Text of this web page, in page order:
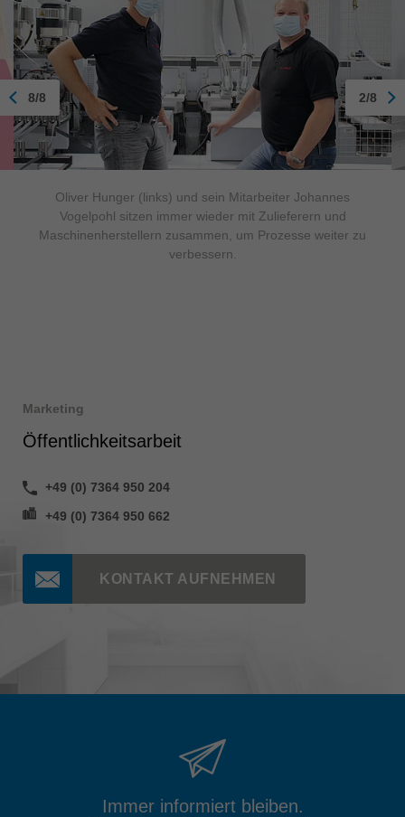
Oliver Hunger (links) und sein Mitarbeiter Johannes
Vogelpohl sitzen immer wieder mit Zulieferern und
Maschinenherstellern zusammen, um Prozesse weiter zu
verbessern.
8/8 2/8
Marketing
Öffentlichkeitsarbeit
+49 (0) 7364 950 204
+49 (0) 7364 950 662
KONTAKT AUFNEHMEN
Immer informiert bleiben.